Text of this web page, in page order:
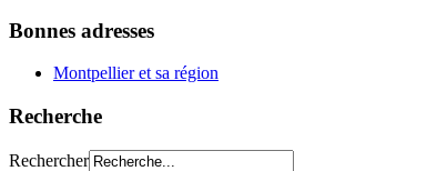
Bonnes adresses
Montpellier et sa région
Recherche
Rechercher